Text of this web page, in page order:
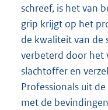
schreef, is het van
grip krijgt op het
de kwaliteit van de
verbeterd door het
slachtoffer en
Professionals uit
met de